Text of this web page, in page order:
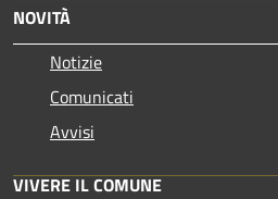
NOVITÀ
Notizie
Comunicati
Avvisi
VIVERE IL COMUNE